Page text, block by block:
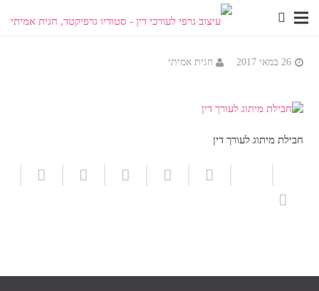
26 במאי 2017 חגית אמיתי
חבילת מיתוג לעורך דין